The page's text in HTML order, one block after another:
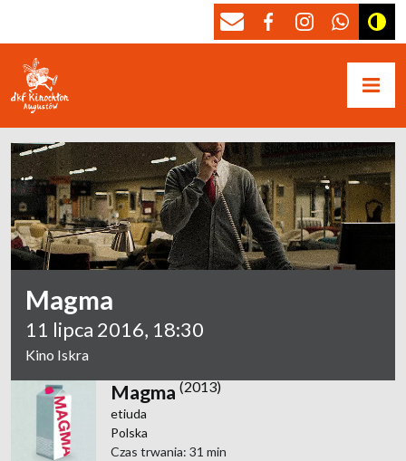
Magma
11 lipca 2016, 18:30
Kino Iskra
Magma (2013)
etiuda
Polska
Czas trwania: 31 min